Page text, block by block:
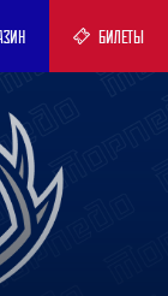
БИЛЕТЫ